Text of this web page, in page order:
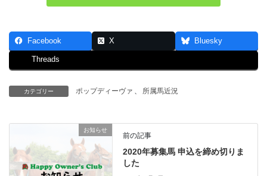
Facebook X Bluesky
Threads
カテゴリー ポップディーヴァ 所属馬近況
お知らせ
前の記事
2020年募集馬 申込を締め切りま
した